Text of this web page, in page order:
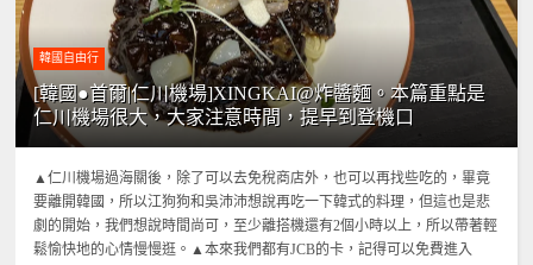
韓國自由行
[韓國●首爾|仁川機場]XINGKAI@炸醬麵。本篇重點是
仁川機場很大，大家注意時間，提早到登機口
▲仁川機場過海關後，除了可以去免稅商店外，也可以再找些吃的，畢竟
要離開韓國，所以江狗狗和吳沛沛想說再吃一下韓式的料理，但這也是悲
劇的開始，我們想說時間尚可，至少離搭機還有2個小時以上，所以帶著輕
鬆愉快地的心情慢慢逛。▲本來我們都有JCB的卡，記得可以免費進入